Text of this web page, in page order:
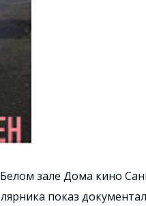
зале Дома кино
показ